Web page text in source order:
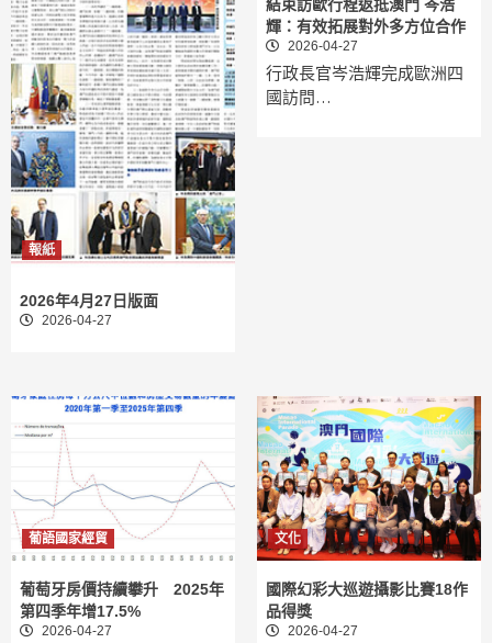
報紙
2026年4月27日版面
2026-04-27
結束訪歐行程返抵澳門 岑浩
輝：有效拓展對外多方位合作
2026-04-27
行政長官岑浩輝完成歐洲四
國訪問…
葡語國家經貿
葡萄牙房價持續攀升 2025年
第四季年增17.5%
2026-04-27
文化
國際幻彩大巡遊攝影比賽18作
品得獎
2026-04-27